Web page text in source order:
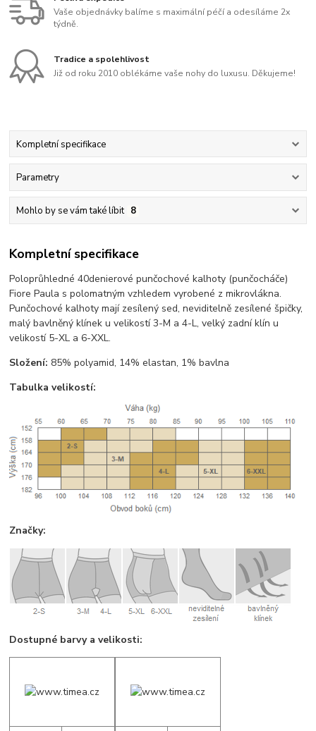
Vaše objednávky balíme s maximální péčí a odesíláme 2x
týdně.
Tradice a spolehlivost
Již od roku 2010 oblékáme vaše nohy do luxusu. Děkujeme!
Kompletní specifikace
Parametry
Mohlo by se vám také líbit 8
Kompletní specifikace
Poloprůhledné 40denierové punčochové kalhoty (punčocháče)
Fiore Paula s polomatným vzhledem vyrobené z mikrovlákna.
Punčochové kalhoty mají zesílený sed, neviditelně zesílené špičky,
malý bavlněný klínek u velikostí 3-M a 4-L, velký zadní klín u
velikostí 5-XL a 6-XXL.
Složení: 85% polyamid, 14% elastan, 1% bavlna
Tabulka velikostí:
Značky:
Dostupné barvy a velikosti: